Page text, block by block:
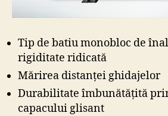
Tip de batiu monobloc de
rigiditate ridicată
Mărirea distanței ghidajelor
Durabilitate îmbunătățită
capacului glisant